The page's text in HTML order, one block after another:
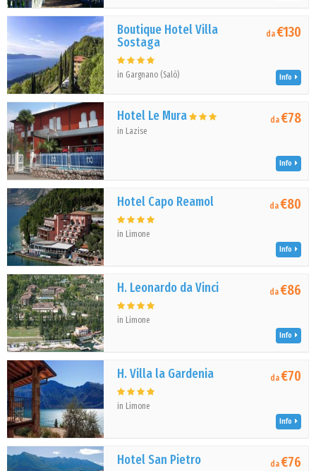
Boutique Hotel Villa
Sostaga
in Gargnano (Salò)
da€130
Info
Hotel Le Mura
in Lazise
da€78
Info
Hotel Capo Reamol
in Limone
da€80
Info
H. Leonardo da Vinci
in Limone
da€86
Info
H. Villa la Gardenia
in Limone
da€70
Info
Hotel San Pietro da€76